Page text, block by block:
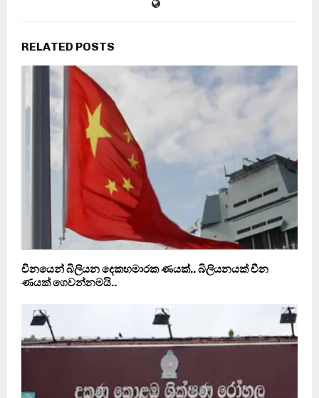
RELATED POSTS
චීනයෙන් බිලියන දෙකහමාරක ණයක්.. බිලියනයක් චීන
ණයක් ගෙවන්නමයි..